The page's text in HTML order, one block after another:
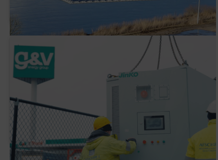
AVK Plastics tekent een PPA met ENGIE
Waarom heeft G&V een slimme
batterijinstallatie (BESS) geplaatst?